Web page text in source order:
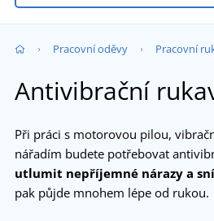
Pracovní oděvy Pracovní
Antivibrační
Při práci s motorovou pilou,
nářadím budete potřebovat
utlumit nepříjemné nárazy a
pak půjde mnohem lépe od rukou.